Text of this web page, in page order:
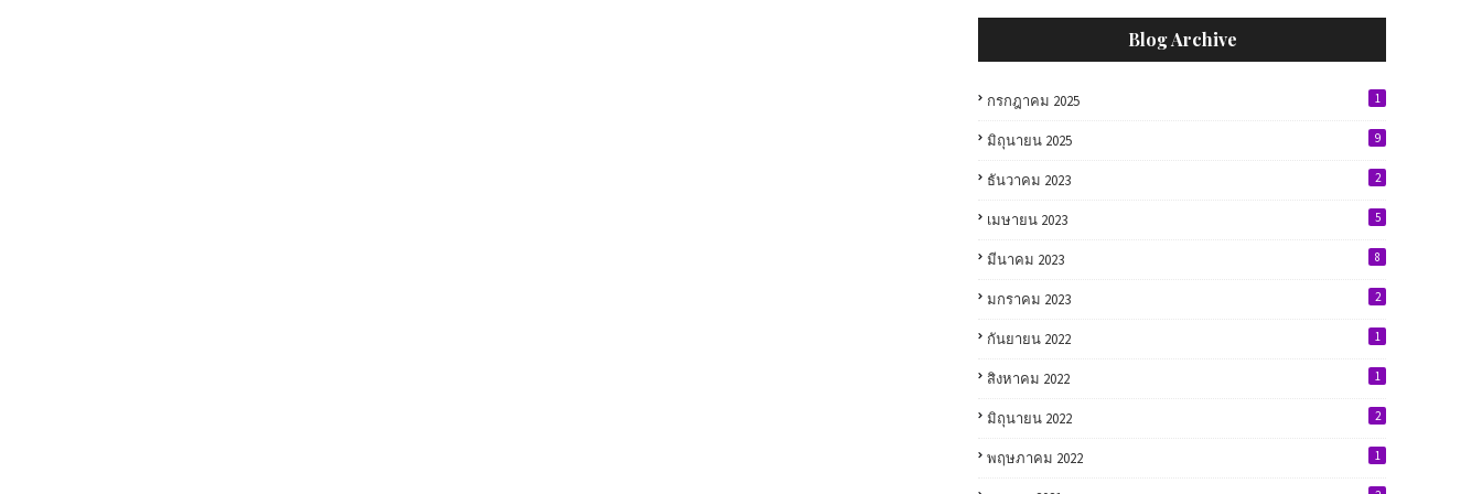
Blog Archive
กรกฎาคม 2025 1
มิถุนายน 2025 9
ธันวาคม 2023 2
เมษายน 2023 5
มีนาคม 2023 8
มกราคม 2023 2
กันยายน 2022 1
สิงหาคม 2022 1
มิถุนายน 2022 2
พฤษภาคม 2022 1